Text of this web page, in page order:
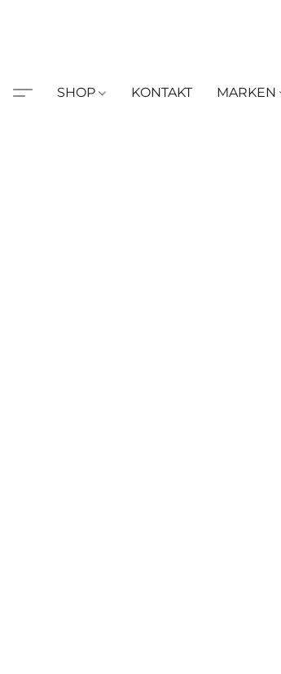
SHOP KONTAKT MARKEN